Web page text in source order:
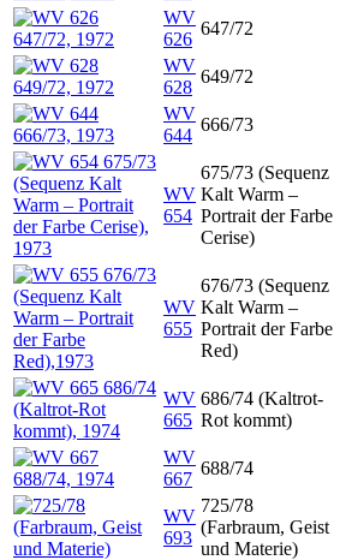
WV
626
647/72
WV
628
649/72
WV
644
666/73
WV
654
675/73 (Sequenz
Kalt Warm –
Portrait der Farbe
Cerise)
WV
655
676/73 (Sequenz
Kalt Warm –
Portrait der Farbe
Red)
WV
665
686/74 (Kaltrot-
Rot kommt)
WV
667
688/74
WV
693
725/78
(Farbraum, Geist
und Materie)